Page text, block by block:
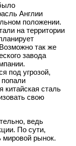
Англии
положении.
на территории
так же
завода
под угрозой,
попали
китайская сталь
свою
ведь
По сути,
мировой рынок.